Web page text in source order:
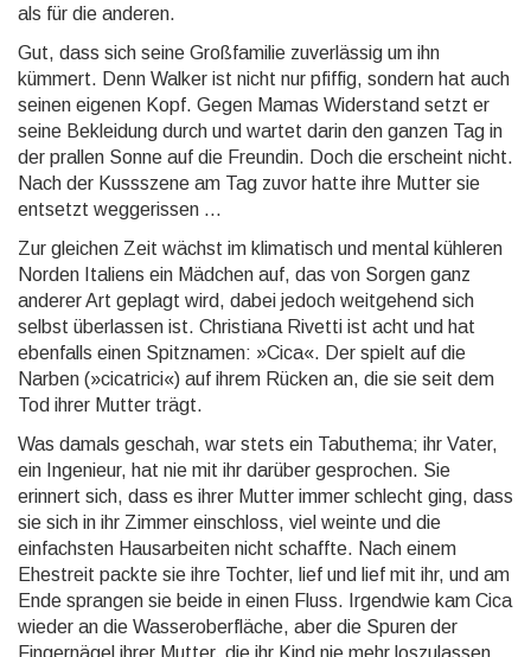
als für die anderen.
Gut, dass sich seine Großfamilie zuverlässig um ihn
kümmert. Denn Walker ist nicht nur pfiffig, sondern hat auch
seinen eigenen Kopf. Gegen Mamas Widerstand setzt er
seine Bekleidung durch und wartet darin den ganzen Tag in
der prallen Sonne auf die Freundin. Doch die erscheint nicht.
Nach der Kussszene am Tag zuvor hatte ihre Mutter sie
entsetzt weggerissen ...
Zur gleichen Zeit wächst im klimatisch und mental kühleren
Norden Italiens ein Mädchen auf, das von Sorgen ganz
anderer Art geplagt wird, dabei jedoch weitgehend sich
selbst überlassen ist. Christiana Ri­vetti ist acht und hat
ebenfalls einen Spitznamen: »Cica«. Der spielt auf die
Narben (»cicatrici«) auf ihrem Rücken an, die sie seit dem
Tod ihrer Mutter trägt.
Was damals geschah, war stets ein Tabuthema; ihr Vater,
ein Ingenieur, hat nie mit ihr darüber gesprochen. Sie
erinnert sich, dass es ihrer Mutter immer schlecht ging, dass
sie sich in ihr Zimmer einschloss, viel weinte und die
einfachsten Hausarbeiten nicht schaffte. Nach einem
Ehestreit packte sie ihre Tochter, lief und lief mit ihr, und am
Ende sprangen sie beide in einen Fluss. Irgendwie kam Cica
wieder an die Wasser­oberfläche, aber die Spuren der